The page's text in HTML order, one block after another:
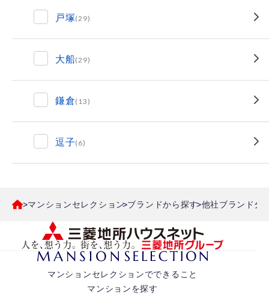
戸塚(29)
大船(29)
鎌倉(13)
逗子(6)
マンションセレクション ブランドから探す 他社ブランド分
マンションセレクションでできること
マンションを探す